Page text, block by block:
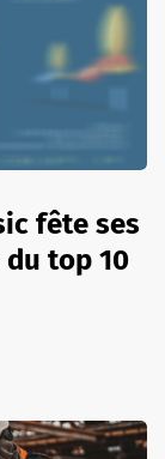
fête ses
top 10